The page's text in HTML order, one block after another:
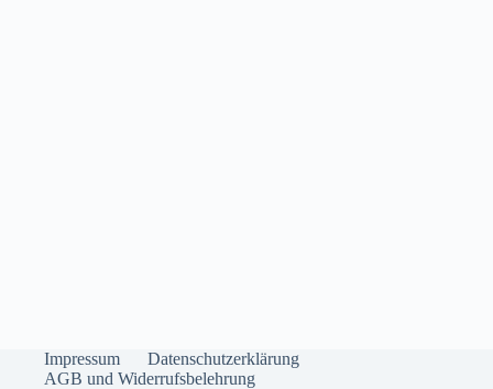
Impressum
Datenschutzerklärung
AGB und Widerrufsbelehrung